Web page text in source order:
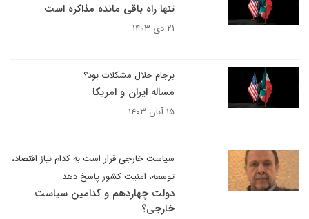
تنها راه باقی مانده مذاکره است
۲۱ دی ۱۴۰۳
برجام حلال مشکلات بود؟
مساله ایران و امریکا
۱۵ آبان ۱۴۰۳
سیاست خارجی قرار است به کدام نیاز اقتصاد،
توسعه، امنیت کشور پاسخ دهد
دولت چهاردهم و کدامین سیاست
خارجی؟